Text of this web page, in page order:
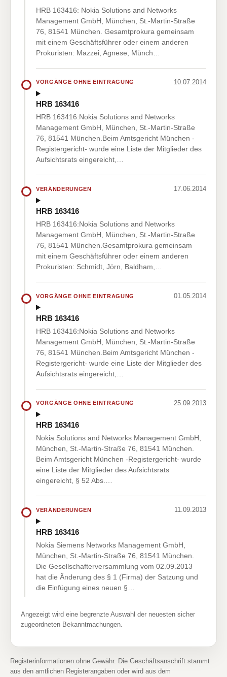
HRB 163416: Nokia Solutions and Networks
Management GmbH, München, St.-Martin-Straße
76, 81541 München. Gesamtprokura gemeinsam
mit einem Geschäftsführer oder einem anderen
Prokuristen: Mazzei, Agnese, Münch…
VORGÄNGE OHNE EINTRAGUNG 10.07.2014
HRB 163416
HRB 163416:Nokia Solutions and Networks
Management GmbH, München, St.-Martin-Straße
76, 81541 München.Beim Amtsgericht München -
Registergericht- wurde eine Liste der Mitglieder des
Aufsichtsrats eingereicht,…
VERÄNDERUNGEN 17.06.2014
HRB 163416
HRB 163416:Nokia Solutions and Networks
Management GmbH, München, St.-Martin-Straße
76, 81541 München.Gesamtprokura gemeinsam
mit einem Geschäftsführer oder einem anderen
Prokuristen: Schmidt, Jörn, Baldham,…
VORGÄNGE OHNE EINTRAGUNG 01.05.2014
HRB 163416
HRB 163416:Nokia Solutions and Networks
Management GmbH, München, St.-Martin-Straße
76, 81541 München.Beim Amtsgericht München -
Registergericht- wurde eine Liste der Mitglieder des
Aufsichtsrats eingereicht,…
VORGÄNGE OHNE EINTRAGUNG 25.09.2013
HRB 163416
Nokia Solutions and Networks Management GmbH,
München, St.-Martin-Straße 76, 81541 München.
Beim Amtsgericht München -Registergericht- wurde
eine Liste der Mitglieder des Aufsichtsrats
eingereicht, § 52 Abs.…
VERÄNDERUNGEN 11.09.2013
HRB 163416
Nokia Siemens Networks Management GmbH,
München, St.-Martin-Straße 76, 81541 München.
Die Gesellschafterversammlung vom 02.09.2013
hat die Änderung des § 1 (Firma) der Satzung und
die Einfügung eines neuen §…
Angezeigt wird eine begrenzte Auswahl der neuesten sicher
zugeordneten Bekanntmachungen.
Registerinformationen ohne Gewähr. Die Geschäftsanschrift stammt
aus den amtlichen Registerangaben oder wird aus dem